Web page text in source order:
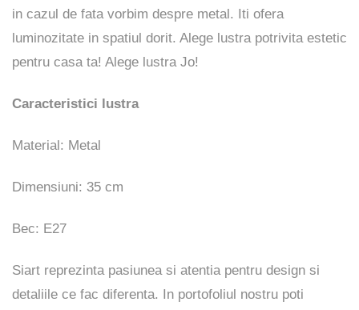
in cazul de fata vorbim despre metal. Iti ofera
luminozitate in spatiul dorit. Alege lustra potrivita estetic
pentru casa ta! Alege lustra Jo!
Caracteristici lustra
Material: Metal
Dimensiuni: 35 cm
Bec: E27
Siart reprezinta pasiunea si atentia pentru design si
detaliile ce fac diferenta. In portofoliul nostru poti